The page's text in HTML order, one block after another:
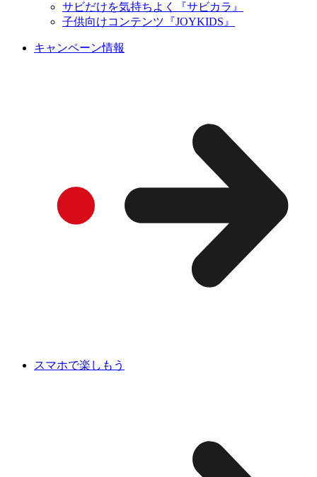
サビだけを気持ちよく『サビカラ』
子供向けコンテンツ『JOYKIDS』
キャンペーン情報
スマホで楽しもう